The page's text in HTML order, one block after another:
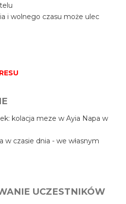
i wolnego czasu może ulec
kolacja meze w Ayia Napa w
w czasie dnia - we własnym
UCZESTNIKÓW